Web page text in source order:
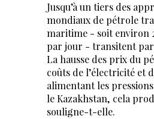
Jusqu’à un tiers des
mondiaux de pétrole
maritime - soit environ
par jour - transitent
La hausse des prix du
coûts de l’électricité et
alimentant les
le Kazakhstan, cela
souligne-t-elle.